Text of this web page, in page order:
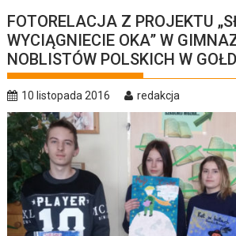
FOTORELACJA Z PROJEKTU
WYCIĄGNIECIE OKA” W
NOBLISTÓW POLSKICH W
10 listopada 2016 redakcja